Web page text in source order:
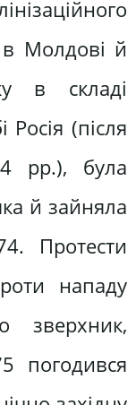
в Молдові й
в складі
(після
рр.), була
й зайняла
Протести
нападу
зверхник,
погодився